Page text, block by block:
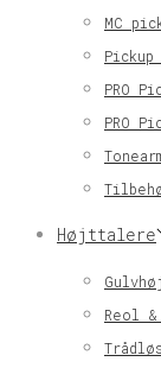
MC
PRO
PRO
Højttalere
Reol